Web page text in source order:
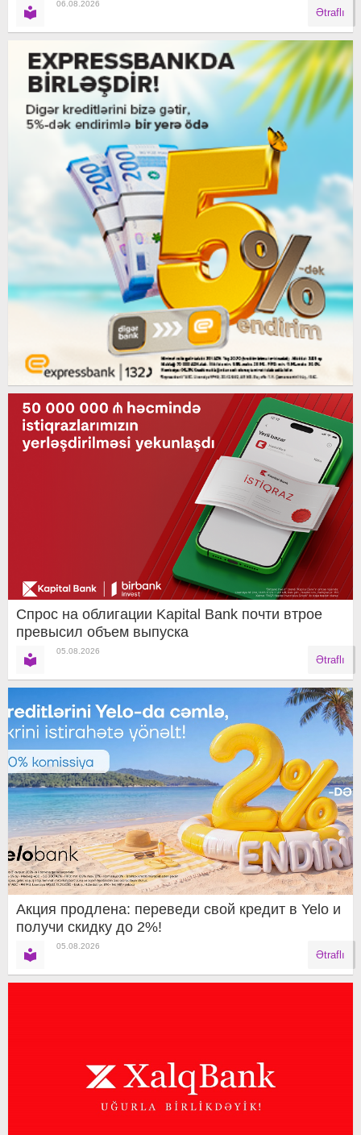
06.08.2026
Ətraflı
Спрос на облигации Kapital Bank почти втрое
превысил объем выпуска
05.08.2026
Ətraflı
Акция продлена: переведи свой кредит в Yelo и
получи скидку до 2%!
05.08.2026
Ətraflı